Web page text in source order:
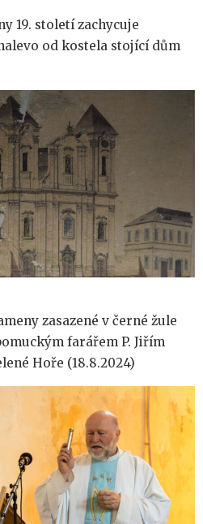
19. století zachycuje
od kostela stojící dům
zasazené v černé žule
farářem P. Jiřím
Hoře (18.8.2024)